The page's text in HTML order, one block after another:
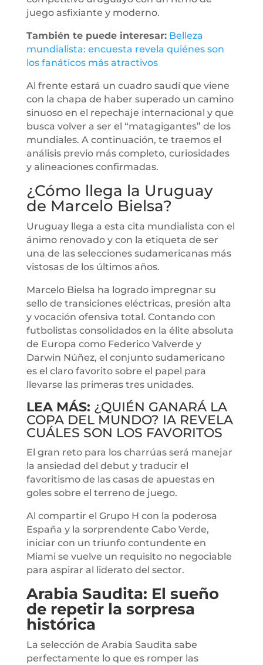
juego asfixiante y moderno.
También te puede interesar: Belleza
mundialista: encuesta revela quiénes son
los fanáticos más atractivos
Al frente estará un cuadro saudí que viene
con la chapa de haber superado un camino
sinuoso en el repechaje internacional y que
busca volver a ser el “matagigantes” de los
mundiales. A continuación, te traemos el
análisis previo más completo, curiosidades
y alineaciones confirmadas.
¿Cómo llega la Uruguay
de Marcelo Bielsa?
Uruguay llega a esta cita mundialista con el
ánimo renovado y con la etiqueta de ser
una de las selecciones sudamericanas más
vistosas de los últimos años.
Marcelo Bielsa ha logrado impregnar su
sello de transiciones eléctricas, presión alta
y vocación ofensiva total. Contando con
futbolistas consolidados en la élite absoluta
de Europa como Federico Valverde y
Darwin Núñez, el conjunto sudamericano
es el claro favorito sobre el papel para
llevarse las primeras tres unidades.
LEA MÁS: ¿QUIÉN GANARÁ LA
COPA DEL MUNDO? IA REVELA
CUÁLES SON LOS FAVORITOS
El gran reto para los charrúas será manejar
la ansiedad del debut y traducir el
favoritismo de las casas de apuestas en
goles sobre el terreno de juego.
Al compartir el Grupo H con la poderosa
España y la sorprendente Cabo Verde,
iniciar con un triunfo contundente en
Miami se vuelve un requisito no negociable
para aspirar al liderato del sector.
Arabia Saudita: El sueño
de repetir la sorpresa
histórica
La selección de Arabia Saudita sabe
perfectamente lo que es romper las